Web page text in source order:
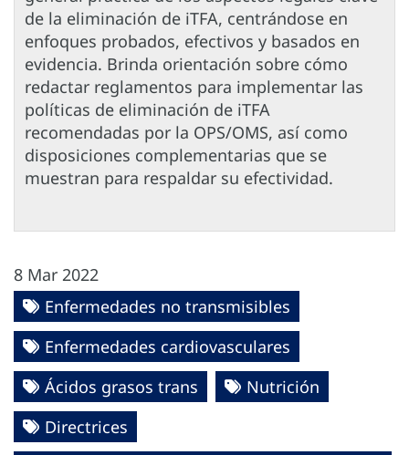
de la eliminación de iTFA, centrándose en
enfoques probados, efectivos y basados en
evidencia. Brinda orientación sobre cómo
redactar reglamentos para implementar las
políticas de eliminación de iTFA
recomendadas por la OPS/OMS, así como
disposiciones complementarias que se
muestran para respaldar su efectividad.
8 Mar 2022
Enfermedades no transmisibles
Enfermedades cardiovasculares
Ácidos grasos trans
Nutrición
Directrices